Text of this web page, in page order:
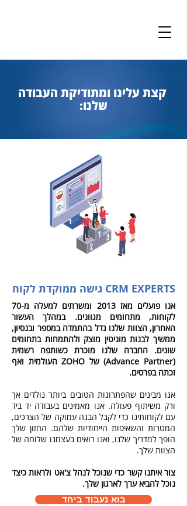
קצת עלינו ומתודיקת העבודה
שלנו:
CRM EXPERTS גישה ממוקדת לקוח
אנו פועלים מאז 2013 ומשרתים למעלה מ-70
לקוחות, מתחומים מגוונים. במהלך העשור
האחרון, הצוות שלנו גדל בהתמדה במספר ובנסיון,
ממשיך לבנות מוניטין מוצק ולהתמחות בתחומים
שונים. החברה שלנו מוכרת כשותפה רשמית
(Advance Partner) של ZOHO העולמית ואף
זכתה בפרסים.
אנו מבינים שהפתרונות הטובים ביותר נולדים אך
ורק משיתוף פעולה. אנו מאמינים בעבודה יד ביד
עם לקוחותינו כדי לקבל הבנה עמוקה של הצרכים,
המטרות והשאיפות הייחודיות שלהם. החזון שלך
הופך למדריך שלנו, ואנו רואים בעצמנו שלוחה של
הצוות שלך.
צור איתנו קשר כדי שנוכל לנהל צ'אט ולראות כיצד
נוכל להביא ערך לארגון שלך.
בוא נעבוד ביחד